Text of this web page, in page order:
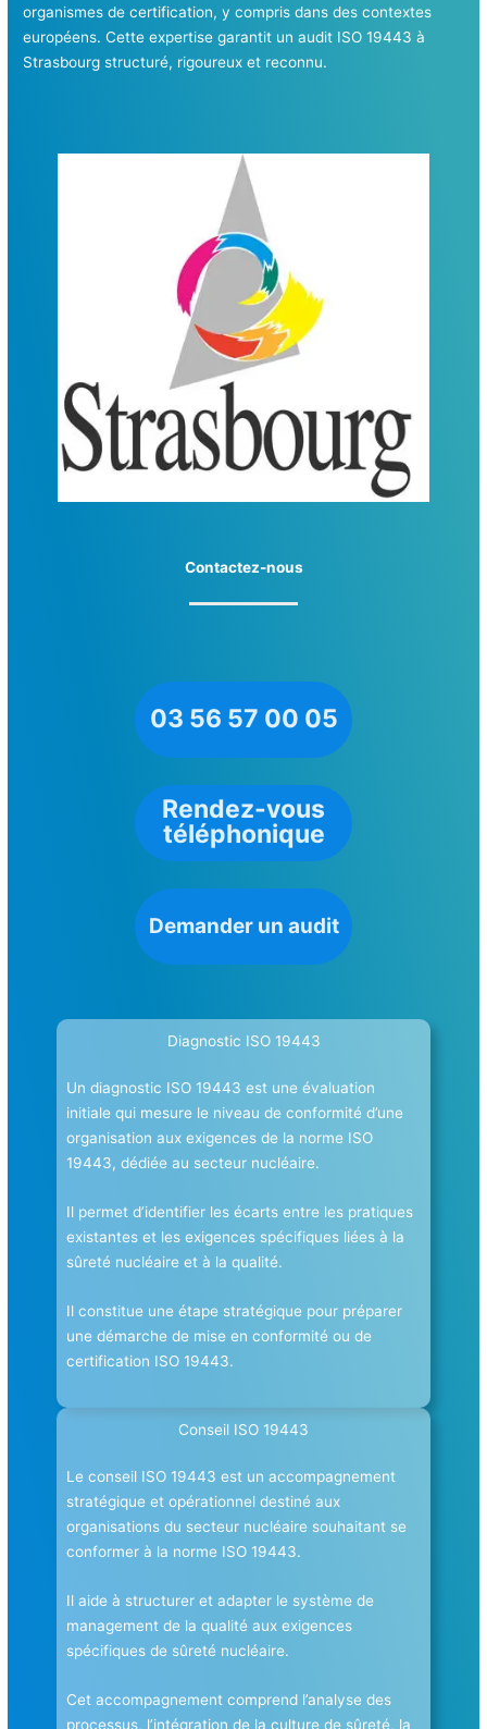
organismes de certification, y compris dans des contextes
européens. Cette expertise garantit un audit ISO 19443 à
Strasbourg structuré, rigoureux et reconnu.
Contactez-nous
03 56 57 00 05
Rendez-vous
téléphonique
Demander un audit
Diagnostic ISO 19443
Un diagnostic ISO 19443 est une évaluation
initiale qui mesure le niveau de conformité d’une
organisation aux exigences de la norme ISO
19443, dédiée au secteur nucléaire.
Il permet d’identifier les écarts entre les pratiques
existantes et les exigences spécifiques liées à la
sûreté nucléaire et à la qualité.
Il constitue une étape stratégique pour préparer
une démarche de mise en conformité ou de
certification ISO 19443.
Conseil ISO 19443
Le conseil ISO 19443 est un accompagnement
stratégique et opérationnel destiné aux
organisations du secteur nucléaire souhaitant se
conformer à la norme ISO 19443.
Il aide à structurer et adapter le système de
management de la qualité aux exigences
spécifiques de sûreté nucléaire.
Cet accompagnement comprend l’analyse des
processus, l’intégration de la culture de sûreté, la